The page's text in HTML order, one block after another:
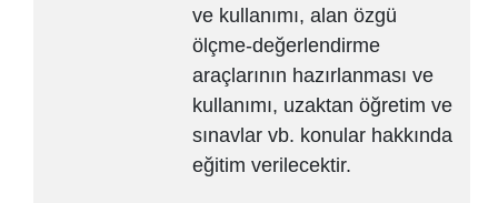
ve kullanımı, alan özgü
ölçme-değerlendirme
araçlarının hazırlanması ve
kullanımı, uzaktan öğretim ve
sınavlar vb. konular hakkında
eğitim verilecektir.